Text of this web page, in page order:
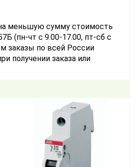
меньшую сумму стоимость
(пн-чт с 9.00-17.00, пт-сб с
заказы по всей России
получении заказа или